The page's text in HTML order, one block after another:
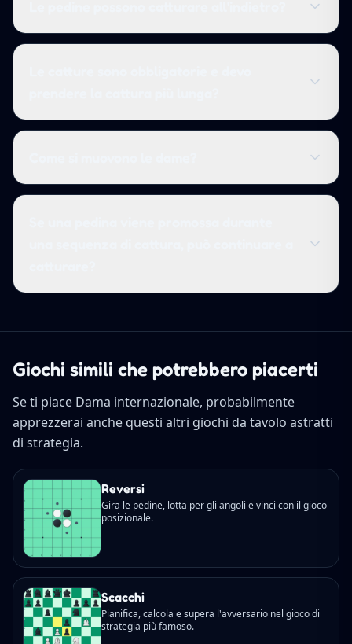
Giochi simili che potrebbero piacerti
Se ti piace Dama internazionale, probabilmente
apprezzerai anche questi altri giochi da tavolo astratti
di strategia.
Reversi
Gira le pedine, lotta per gli angoli e vinci con il gioco
posizionale.
Scacchi
Pianifica, calcola e supera l'avversario nel gioco di
strategia più famoso.